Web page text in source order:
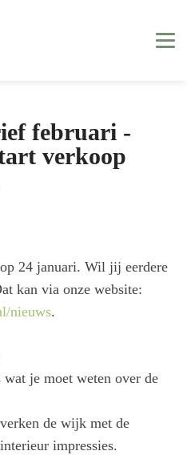
februari -
verkoop
24 januari. Wil jij eerdere
kan via onze website:
nieuws.
je moet weten over de
de wijk met de
impressies.